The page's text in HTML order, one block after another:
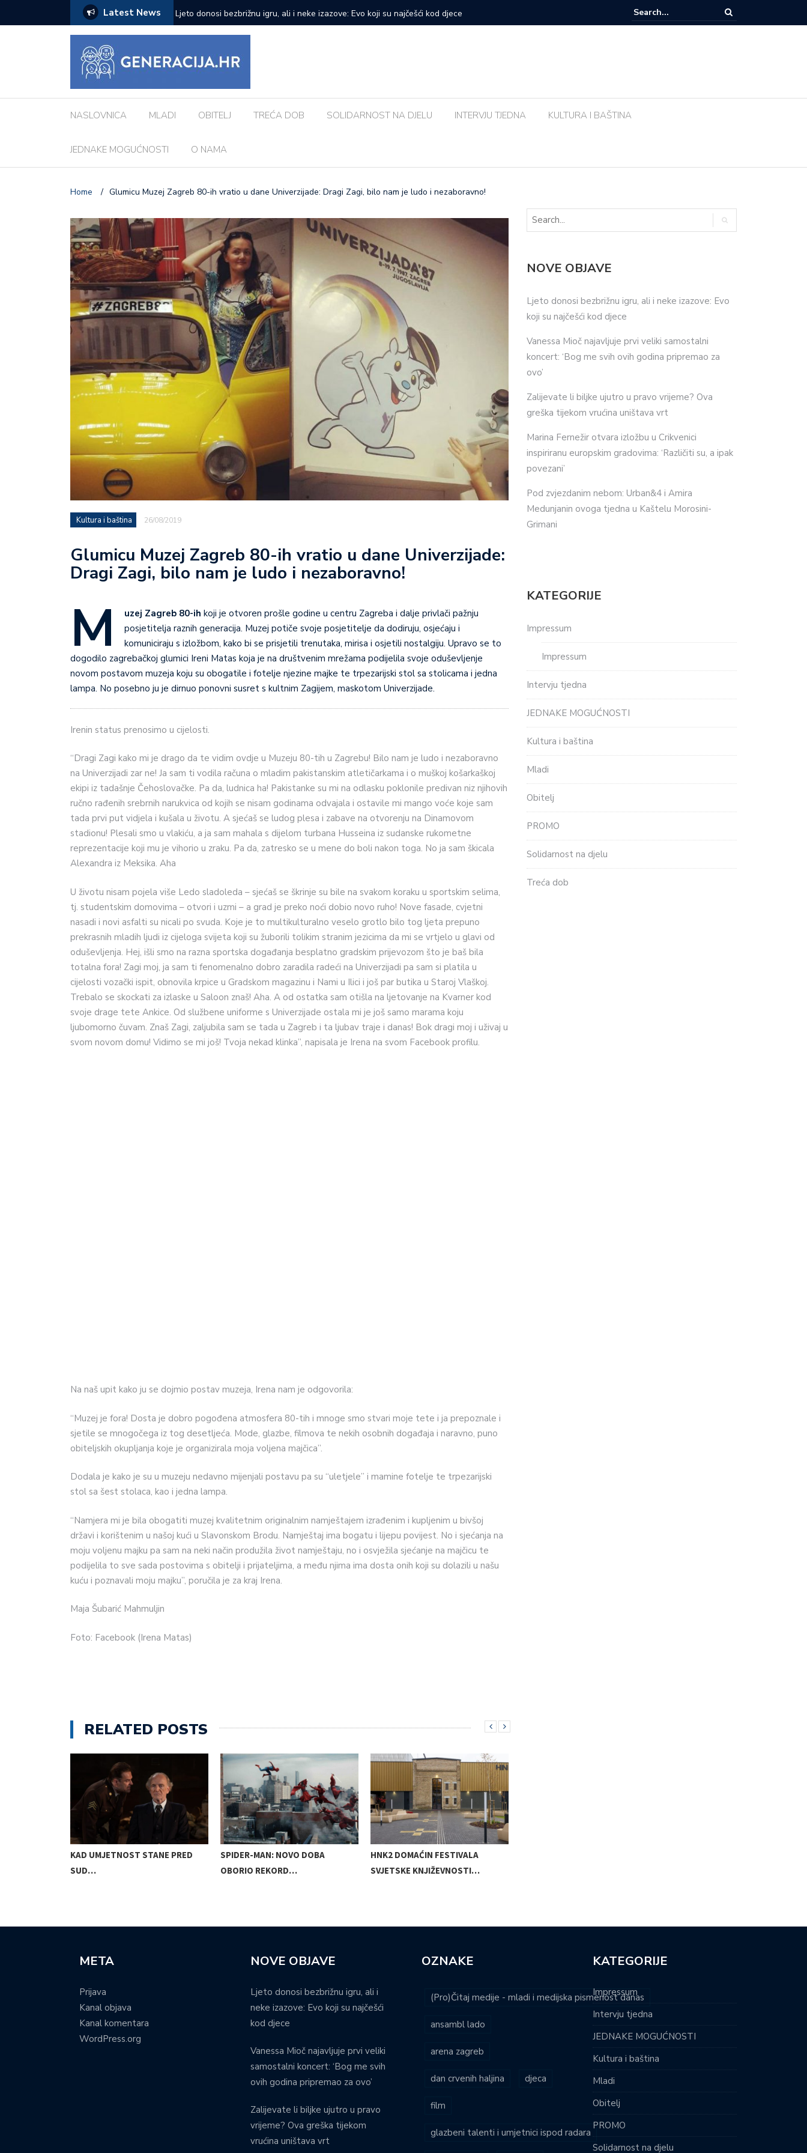
Latest News
Evo koji su najčešći kod djece
Vanessa Mioč najavljuje prvi veliki samostalni koncert: ‘Bog me svih ovih godina
pripremao za ovo’
Zalijevate li biljke ujutro u pravo vrijeme? Ova greška tijekom vrućina uništava
NASLOVNICA MLADI OBITELJ TREĆA DOB SOLIDARNOST NA DJELU INTERVJU TJEDNA KULTURA I BAŠTINA
JEDNAKE MOGUĆNOSTI O NAMA
Home / Glumicu Muzej Zagreb 80-ih vratio u dane Univerzijade: Dragi Zagi, bilo nam je ludo i nezaboravno!
Kultura i baština 26/08/2019
Glumicu Muzej Zagreb 80-ih vratio u dane Univerzijade:
Dragi Zagi, bilo nam je ludo i nezaboravno!
M uzej Zagreb 80-ih koji je otvoren prošle godine u centru Zagreba i dalje privlači pažnju
posjetitelja raznih generacija. Muzej potiče svoje posjetitelje da dodiruju, osjećaju i
komuniciraju s izložbom, kako bi se prisjetili trenutaka, mirisa i osjetili nostalgiju. Upravo se to
dogodilo zagrebačkoj glumici Ireni Matas koja je na društvenim mrežama podijelila svoje oduševljenje
novom postavom muzeja koju su obogatile i fotelje njezine majke te trpezarijski stol sa stolicama i jedna
lampa. No posebno ju je dirnuo ponovni susret s kultnim Zagijem, maskotom Univerzijade.
Irenin status prenosimo u cijelosti.
“Dragi Zagi kako mi je drago da te vidim ovdje u Muzeju 80-tih u Zagrebu! Bilo nam je ludo i nezaboravno
na Univerzijadi zar ne! Ja sam ti vodila računa o mladim pakistanskim atletičarkama i o muškoj košarkaškoj
ekipi iz tadašnje Čehoslovačke. Pa da, ludnica ha! Pakistanke su mi na odlasku poklonile predivan niz njihovih
ručno rađenih srebrnih narukvica od kojih se nisam godinama odvajala i ostavile mi mango voće koje sam
tada prvi put vidjela i kušala u životu. A sjećaš se ludog plesa i zabave na otvorenju na Dinamovom
stadionu! Plesali smo u vlakiću, a ja sam mahala s dijelom turbana Husseina iz sudanske rukometne
reprezentacije koji mu je vihorio u zraku. Pa da, zatresko se u mene do boli nakon toga. No ja sam škicala
Alexandra iz Meksika. Aha
U životu nisam pojela više Ledo sladoleda – sjećaš se škrinje su bile na svakom koraku u sportskim selima,
tj. studentskim domovima – otvori i uzmi – a grad je preko noći dobio novo ruho! Nove fasade, cvjetni
nasadi i novi asfalti su nicali po svuda. Koje je to multikulturalno veselo grotlo bilo tog ljeta prepuno
prekrasnih mladih ljudi iz cijeloga svijeta koji su žuborili tolikim stranim jezicima da mi se vrtjelo u glavi od
oduševljenja. Hej, išli smo na razna sportska događanja besplatno gradskim prijevozom što je baš bila
totalna fora! Zagi moj, ja sam ti fenomenalno dobro zaradila radeći na Univerzijadi pa sam si platila u
cijelosti vozački ispit, obnovila krpice u Gradskom magazinu i Nami u Ilici i još par butika u Staroj Vlaškoj.
Trebalo se skockati za izlaske u Saloon znaš! Aha. A od ostatka sam otišla na ljetovanje na Kvarner kod
svoje drage tete Ankice. Od službene uniforme s Univerzijade ostala mi je još samo marama koju
ljubomorno čuvam. Znaš Zagi, zaljubila sam se tada u Zagreb i ta ljubav traje i danas! Bok dragi moj i uživaj u
svom novom domu! Vidimo se mi još! Tvoja nekad klinka”, napisala je Irena na svom Facebook profilu.
Na naš upit kako ju se dojmio postav muzeja, Irena nam je odgovorila:
“Muzej je fora! Dosta je dobro pogođena atmosfera 80-tih i mnoge smo stvari moje tete i ja prepoznale i
sjetile se mnogočega iz tog desetljeća. Mode, glazbe, filmova te nekih osobnih događaja i naravno, puno
obiteljskih okupljanja koje je organizirala moja voljena majčica”.
Dodala je kako je su u muzeju nedavno mijenjali postavu pa su “uletjele” i mamine fotelje te trpezarijski
stol sa šest stolaca, kao i jedna lampa.
“Namjera mi je bila obogatiti muzej kvalitetnim originalnim namještajem izrađenim i kupljenim u bivšoj
državi i korištenim u našoj kući u Slavonskom Brodu. Namještaj ima bogatu i lijepu povijest. No i sjećanja na
moju voljenu majku pa sam na neki način produžila život namještaju, no i osvježila sjećanje na majčicu te
podijelila to sve sada postovima s obitelji i prijateljima, a među njima ima dosta onih koji su dolazili u našu
kuću i poznavali moju majku”, poručila je za kraj Irena.
Maja Šubarić Mahmuljin
Foto: Facebook (Irena Matas)
RELATED POSTS
KAD UMJETNOST STANE PRED
SUD…
SPIDER-MAN: NOVO DOBA
OBORIO REKORD…
HNK2 DOMAĆIN FESTIVALA
SVJETSKE KNJIŽEVNOSTI…
NOVE OBJAVE
Ljeto donosi bezbrižnu igru, ali i neke izazove: Evo
koji su najčešći kod djece
Vanessa Mioč najavljuje prvi veliki samostalni
koncert: ‘Bog me svih ovih godina pripremao za
ovo’
Zalijevate li biljke ujutro u pravo vrijeme? Ova
greška tijekom vrućina uništava vrt
Marina Fernežir otvara izložbu u Crikvenici
inspiriranu europskim gradovima: ‘Različiti su, a ipak
povezani’
Pod zvjezdanim nebom: Urban&4 i Amira
Medunjanin ovoga tjedna u Kaštelu Morosini-
Grimani
KATEGORIJE
Impressum
Impressum
Intervju tjedna
JEDNAKE MOGUĆNOSTI
Kultura i baština
Mladi
Obitelj
PROMO
Solidarnost na djelu
Treća dob
META
Prijava
Kanal objava
Kanal komentara
WordPress.org
NOVE OBJAVE
Ljeto donosi bezbrižnu igru, ali i
neke izazove: Evo koji su najčešći
kod djece
Vanessa Mioč najavljuje prvi veliki
samostalni koncert: ‘Bog me svih
ovih godina pripremao za ovo’
Zalijevate li biljke ujutro u pravo
vrijeme? Ova greška tijekom
vrućina uništava vrt
OZNAKE
(Pro)Čitaj medije - mladi i medijska pismenost danas
ansambl lado
arena zagreb
dan crvenih haljina djeca
film
glazbeni talenti i umjetnici ispod radara
KATEGORIJE
Impressum
Intervju tjedna
JEDNAKE MOGUĆNOSTI
Kultura i baština
Mladi
Obitelj
PROMO
Solidarnost na djelu